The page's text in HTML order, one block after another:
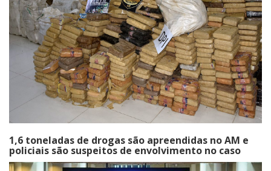
1,6 toneladas de drogas são apreendidas no AM e
policiais são suspeitos de envolvimento no caso